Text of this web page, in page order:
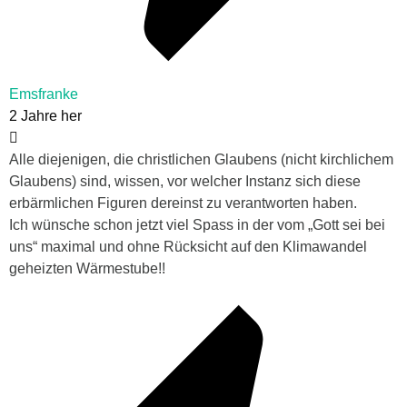
Emsfranke
2 Jahre her
Alle diejenigen, die christlichen Glaubens (nicht kirchlichem
Glaubens) sind, wissen, vor welcher Instanz sich diese
erbärmlichen Figuren dereinst zu verantworten haben.
Ich wünsche schon jetzt viel Spass in der vom „Gott sei bei
uns“ maximal und ohne Rücksicht auf den Klimawandel
geheizten Wärmestube!!